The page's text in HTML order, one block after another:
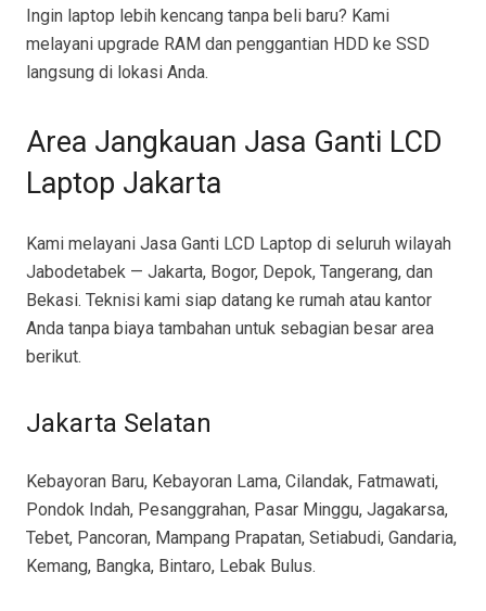
Ingin laptop lebih kencang tanpa beli baru? Kami
melayani upgrade RAM dan penggantian HDD ke SSD
langsung di lokasi Anda.
Area Jangkauan Jasa Ganti LCD
Laptop Jakarta
Kami melayani Jasa Ganti LCD Laptop di seluruh wilayah
Jabodetabek — Jakarta, Bogor, Depok, Tangerang, dan
Bekasi. Teknisi kami siap datang ke rumah atau kantor
Anda tanpa biaya tambahan untuk sebagian besar area
berikut.
Jakarta Selatan
Kebayoran Baru, Kebayoran Lama, Cilandak, Fatmawati,
Pondok Indah, Pesanggrahan, Pasar Minggu, Jagakarsa,
Tebet, Pancoran, Mampang Prapatan, Setiabudi, Gandaria,
Kemang, Bangka, Bintaro, Lebak Bulus.